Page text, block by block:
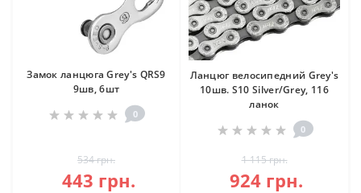
Замок ланцюга Grey's QRS9
9шв, 6шт
0
534 грн.
443 грн.
Ланцюг велосипедний Grey's
10шв. S10 Silver/Grey, 116
ланок
0
1 115 грн.
924 грн.